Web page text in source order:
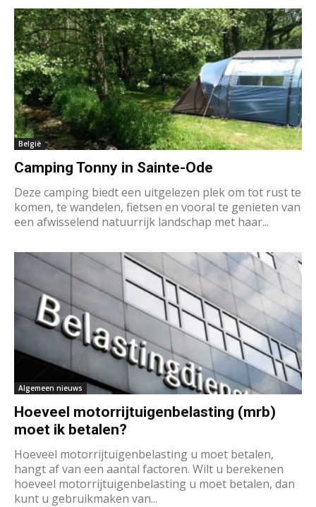
België
Camping Tonny in Sainte-Ode
Deze camping biedt een uitgelezen plek om tot rust te
komen, te wandelen, fietsen en vooral te genieten van
een afwisselend natuurrijk landschap met haar...
Algemeen nieuws
Hoeveel motorrijtuigenbelasting (mrb)
moet ik betalen?
Hoeveel motorrijtuigenbelasting u moet betalen,
hangt af van een aantal factoren. Wilt u berekenen
hoeveel motorrijtuigenbelasting u moet betalen, dan
kunt u gebruikmaken van...